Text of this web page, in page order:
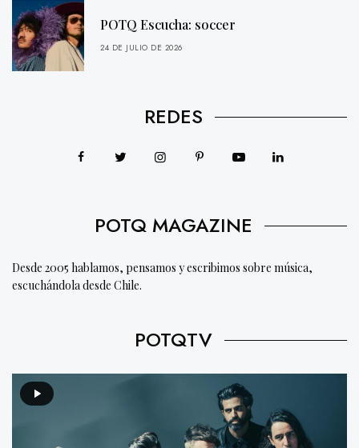
POTQ Escucha: soccer
24 DE JULIO DE 2026
REDES
POTQ MAGAZINE
Desde 2005 hablamos, pensamos y escribimos sobre música,
escuchándola desde Chile.
POTQTV